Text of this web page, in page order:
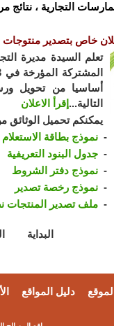
التجارية ،
خاص بتصدير منتوجات
تعلم السيدة مديرة
أساسيا من تحويل
التالية... إقرأ الاعلان
يمكنكم تحميل الوثائق
نموذج بطاقة الاستعلام
جدول البنود التعريفية
نموذج دفتر الشروط
نموذج رخصة تصدير
ملف تصدير
البداية
دليل المواقع